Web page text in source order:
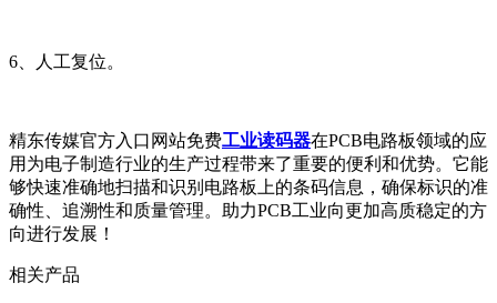
6、人工复位。
精东传媒官方入口网站免费工业读码器在PCB电路板领域的应
用为电子制造行业的生产过程带来了重要的便利和优势。它能
够快速准确地扫描和识别电路板上的条码信息，确保标识的准
确性、追溯性和质量管理。助力PCB工业向更加高质稳定的方
向进行发展！
相关产品